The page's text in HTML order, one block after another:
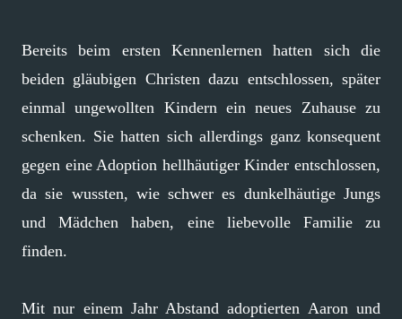
Bereits beim ersten Kennenlernen hatten sich die
beiden gläubigen Christen dazu entschlossen, später
einmal ungewollten Kindern ein neues Zuhause zu
schenken. Sie hatten sich allerdings ganz konsequent
gegen eine Adoption hellhäutiger Kinder entschlossen,
da sie wussten, wie schwer es dunkelhäutige Jungs
und Mädchen haben, eine liebevolle Familie zu
finden.
Mit nur einem Jahr Abstand adoptierten Aaron und